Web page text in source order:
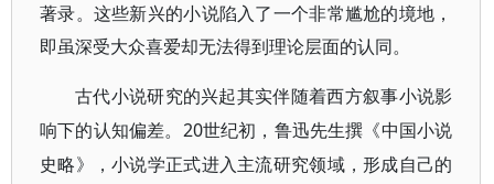
著录。这些新兴的小说陷入了一个非常尴尬的境地，
即虽深受大众喜爱却无法得到理论层面的认同。
古代小说研究的兴起其实伴随着西方叙事小说影
响下的认知偏差。 20世纪初，鲁迅先生撰《中国小说
史略》，小说学正式进入主流研究领域，形成自己的